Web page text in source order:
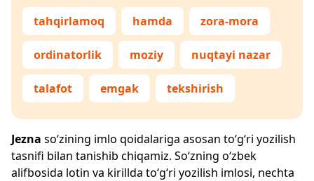
tahqirlamoq hamda zora-mora
ordinatorlik moziy nuqtayi nazar
talafot emgak tekshirish
Jezna so‘zining imlo qoidalariga asosan to‘g‘ri yozilish
tasnifi bilan tanishib chiqamiz. So‘zning o‘zbek
alifbosida lotin va kirillda to‘g‘ri yozilish imlosi, nechta